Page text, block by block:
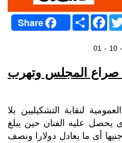
Share S
h
a
F
a
c
b
k
01 - 10
صراع المجلس وتهرب
لنقابة التشكيليين بلا
يحصل عليه الفنان حين يبلغ
سن الستين والذى يبلغ ٧٥ جنيها أى ما يعادل دولارا ونصف